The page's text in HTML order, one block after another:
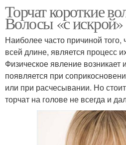
Торчат короткие
Волосы «с искрой»
Наиболее часто причиной того,
всей длине, является процесс
Физическое явление возникает
появляется при
или при расчесывании. Но
торчат на голове не всегда и